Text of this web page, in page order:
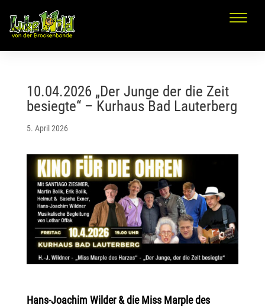
10.04.2026 „Der Junge der die Zeit
besiegte“ – Kurhaus Bad Lauterberg
5. April 2026
Hans-Joachim Wilder & die Miss Marple des